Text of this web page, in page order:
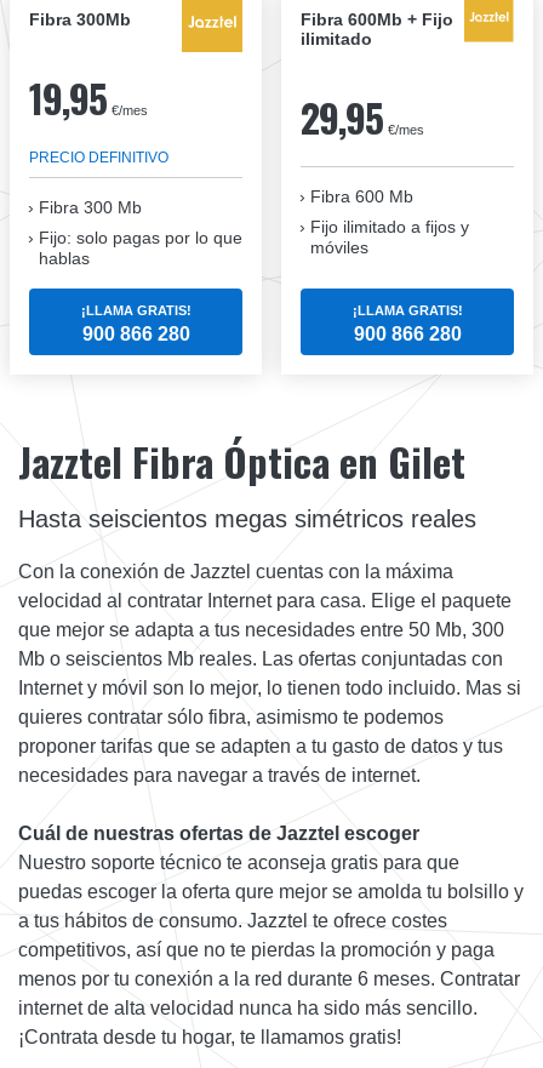
Fibra 300Mb
19,95 €/mes
PRECIO DEFINITIVO
Fibra 300 Mb
Fijo: solo pagas por lo que
hablas
¡LLAMA GRATIS!
900 866 280
Fibra 600Mb + Fijo
ilimitado
29,95 €/mes
Fibra 600 Mb
Fijo ilimitado a fijos y
móviles
¡LLAMA GRATIS!
900 866 280
Jazztel Fibra Óptica en Gilet
Hasta seiscientos megas simétricos reales
Con la conexión de Jazztel cuentas con la máxima
velocidad al contratar Internet para casa. Elige el paquete
que mejor se adapta a tus necesidades entre 50 Mb, 300
Mb o seiscientos Mb reales. Las ofertas conjuntadas con
Internet y móvil son lo mejor, lo tienen todo incluido. Mas si
quieres contratar sólo fibra, asimismo te podemos
proponer tarifas que se adapten a tu gasto de datos y tus
necesidades para navegar a través de internet.
Cuál de nuestras ofertas de Jazztel escoger
Nuestro soporte técnico te aconseja gratis para que
puedas escoger la oferta qure mejor se amolda tu bolsillo y
a tus hábitos de consumo. Jazztel te ofrece costes
competitivos, así que no te pierdas la promoción y paga
menos por tu conexión a la red durante 6 meses. Contratar
internet de alta velocidad nunca ha sido más sencillo.
¡Contrata desde tu hogar, te llamamos gratis!